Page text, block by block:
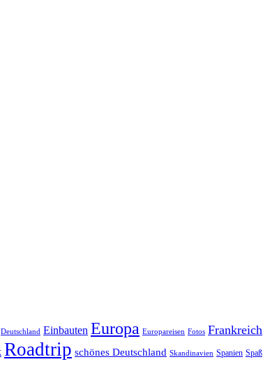
Deutschland Einbauten Europa Europareisen Fotos Frankreich
Roadtrip schönes Deutschland Skandinavien Spanien Spaß